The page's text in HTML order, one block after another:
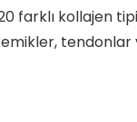
kollajen tipi